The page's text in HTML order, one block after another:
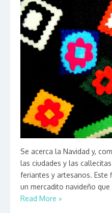
Se acerca la Navidad y,
las ciudades y las
feriantes y artesanos. Este
un mercadito navideño
Read More »